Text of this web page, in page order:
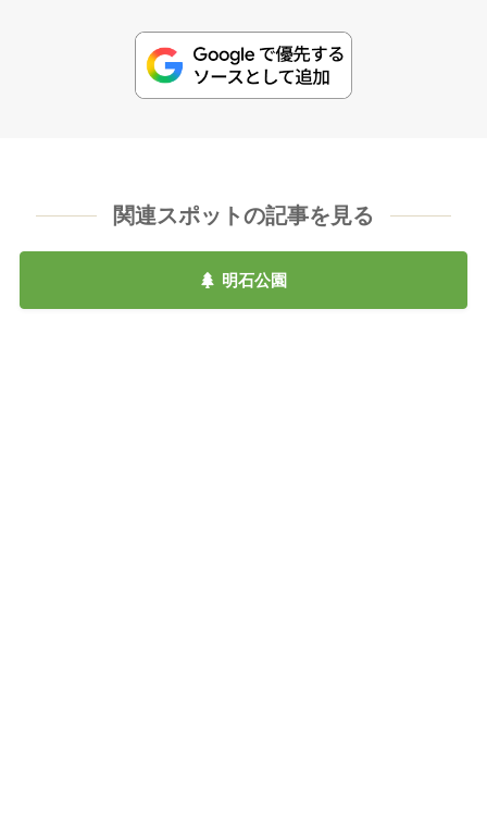
関連スポットの記事を見る
明石公園